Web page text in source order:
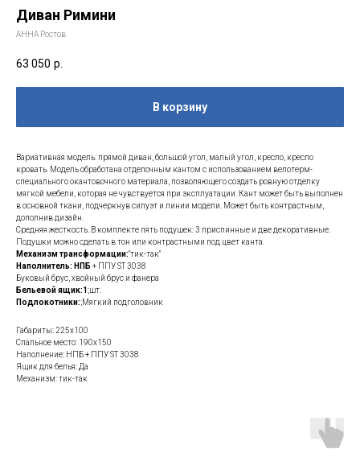
Диван Римини
АННА Ростов
63 050 р.
В корзину
Вариативная модель: прямой диван, большой угол, малый угол, кресло, кресло
кровать. Модель обработана отделочным кантом с использованием велотерм-
специального окантовочного материала, позволяющего создать ровную отделку
мягкой мебели, которая не чувствуется при эксплуатации. Кант может быть выполнен
в основной ткани, подчеркнув силуэт и линии модели. Может быть контрастным,
дополнив дизайн.
Средняя жесткость. В комплекте пять подушек: 3 приспинные и две декоративные.
Подушки можно сделать в тон или контрастными под цвет канта.
Механизм трансформации:"тик-так"
Наполнитель: НПБ + ППУ ST 3038
Буковый брус, хвойный брус и фанера
Бельевой ящик:1;шт.
Подлокотники:;Мягкий подголовник
Габариты: 225х100
Спальное место: 190х150
Наполнение: НПБ + ППУ ST 3038
Ящик для белья: Да
Механизм: тик-так